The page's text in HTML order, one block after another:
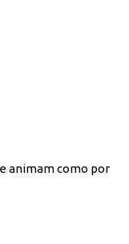
animam como por